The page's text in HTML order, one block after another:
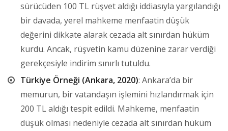
sürücüden 100 TL rüşvet aldığı iddiasıyla yargılandığı
bir davada, yerel mahkeme menfaatin düşük
değerini dikkate alarak cezada alt sınırdan hüküm
kurdu. Ancak, rüşvetin kamu düzenine zarar verdiği
gerekçesiyle indirim sınırlı tutuldu.
Türkiye Örneği (Ankara, 2020): Ankara’da bir
memurun, bir vatandaşın işlemini hızlandırmak için
200 TL aldığı tespit edildi. Mahkeme, menfaatin
düşük olması nedeniyle cezada alt sınırdan hüküm